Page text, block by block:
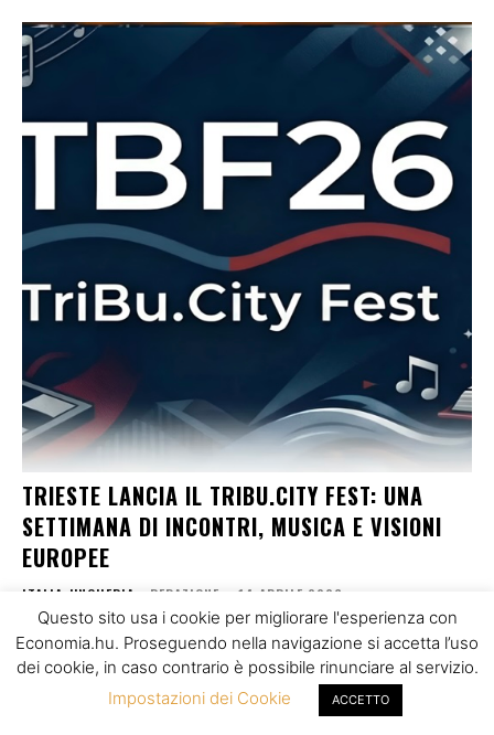
TRIESTE LANCIA IL TRIBU.CITY FEST: UNA
SETTIMANA DI INCONTRI, MUSICA E VISIONI
EUROPEE
ITALIA-UNGHERIA REDAZIONE 14 APRILE 2026
Trieste si prepara a diventare, per una settimana, il cuore pulsante
della Mitteleuropa. Dal 21 al 26 aprile arriva la prima edizione del
Questo sito usa i cookie per migliorare l'esperienza con
Economia.hu. Proseguendo nella navigazione si accetta l’uso
dei cookie, in caso contrario è possibile rinunciare al servizio.
Impostazioni dei Cookie
ACCETTO